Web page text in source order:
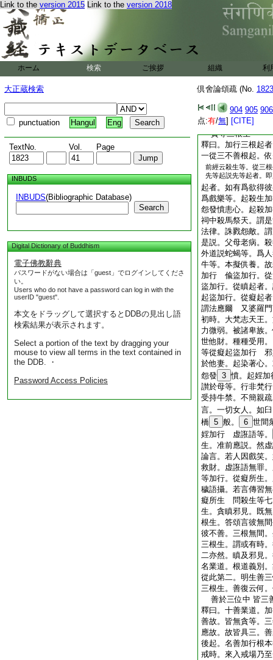
Link to the version 2015 Link to the version 2018
ホーム 検索 ご挨拶 組織 利
大正蔵検索
punctuation Hangul Eng
TextNo. Vol. Page
INBUDS
INBUDS(Bibliographic Database)
Search
Digital Dictionary of Buddhism
電子佛教辭典
パスワードがない場合は「guest」でログインしてくださ
い。
Users who do not have a password can log in with the
userID "guest".
本文をドラッグして選択するとDDBの見出し語
検索結果が表示されます。
Select a portion of the text by dragging your
mouse to view all terms in the text contained in
the DDB. ・
Password Access Policies
倶舍論頌疏 (No.
904 905 906
点:有/無] [CITE]
從此第二。約三根
二明生善三位。三
惡加行者。論云。
貪生。問餘亦爾
問
根究竟。然其加行
説
云何不同。頌
加行三根起 彼無
貪等三根生
釋曰。加行三根起
一從三不善根起。
前經云殺生等。從三
先等起説先等起者。
起者。如有爲欲得
爲戲樂等。起殺生
怨發憤恚心。起殺
祠中殺馬祭天。謂
法律。誅戮怨敵。
是説。父母老病。
外道説蛇蝎等。爲
牛等。本擬供養。
加行 偸盜加行。從
盜加行。從瞋起者
起盜加行。從癡起
謂法應爾 又婆羅門
初時。大梵志天王
力微弱。被諸卑族
世他財。種種受用
等從癡起盜加行 邪
於他妻。起染著心
怨發 3 憤。起婬加
讃於母等。行非梵
受持牛禁。不簡親
言。一切女人。如
橋 5 般。 6 世間
婬加行 虚誑語等。
生。准前應説。然
論言。若人因戲笑
救財。虚誑語無罪
等加行。從癡所生
穢語攝。若言傳習
癡所生 問殺生等七
生。貪瞋邪見。既
根生。答頌言彼無
彼不善。三根無間
三根生。謂或有時
二亦然。瞋及邪見
名業道。根道義別
從此第二。明生善
三根生。善復云何
善於三位中 皆三
釋曰。十善業道。
善故。皆無貪等。
應故。故皆具三。
後起。名善加行根
戒時。來入戒場乃